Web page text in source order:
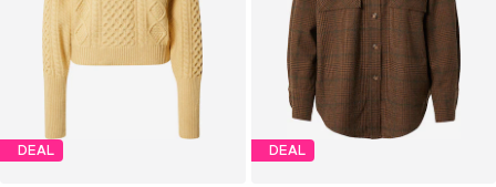
DEAL DEAL